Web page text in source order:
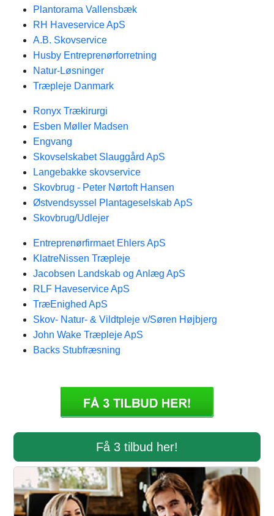
Plantorama Vallensbæk
RH Haveservice ApS
A.B. Skovservice
Husby Entreprenørforretning
Natur-Løsninger
Træpleje Danmark
Ronyx Trækirurgi
Esben Møller Madsen
Engvang
Skovselskabet Slauggård ApS
Langebakke skovservice
Skovbrug - Peter Nørtoft Hansen
Østvendsyssel Plantageselskab ApS
Skovbrug/Udlejer
Entreprenørfirmaet Ehlers ApS
KlatreNissen Træpleje
Jacobsen Landskab og Anlæg ApS
RLF Haveservice ApS
TræEnighed ApS
Skov- Natur- & Vildtpleje v/Søren Højbjerg
John Wake Træpleje ApS
Backs Stubfræsning
Få 3 tilbud her!